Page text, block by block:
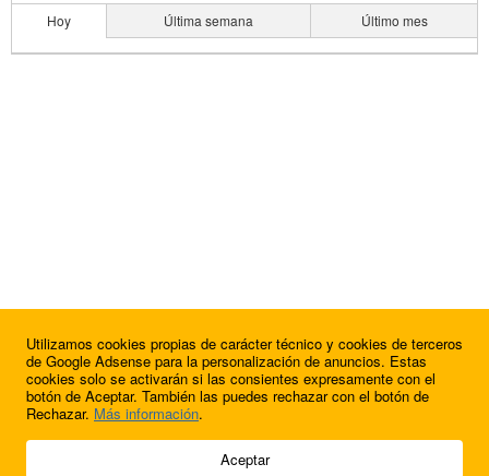
Hoy Última semana Último mes
© 2009 - 2026 Soluciones Corporativas IP, SL.
Utilizamos cookies propias de carácter técnico y cookies de terceros
de Google Adsense para la personalización de anuncios. Estas
cookies solo se activarán si las consientes expresamente con el
botón de Aceptar. También las puedes rechazar con el botón de
Rechazar. Más información.
Aceptar